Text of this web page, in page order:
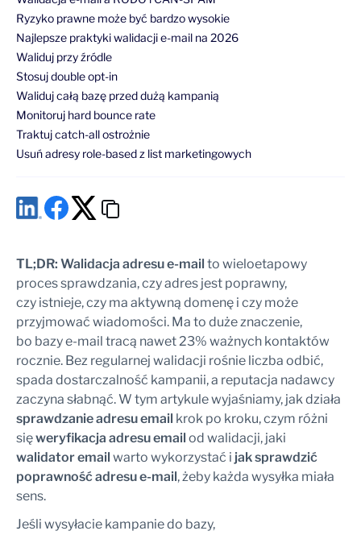
Ryzyko prawne może być bardzo wysokie
Najlepsze praktyki walidacji e-mail na 2026
Waliduj przy źródle
Stosuj double opt-in
Waliduj całą bazę przed dużą kampanią
Monitoruj hard bounce rate
Traktuj catch-all ostrożnie
Usuń adresy role-based z list marketingowych
Nigdy nie kupuj list
Najczęściej zadawane pytania o walidację adresu e-mail
Czym jest walidacja adresu email?
Czym różni się walidacja od weryfikacji adresu email?
Jak sprawdzić poprawność adresu e-mail?
Na czym polega sprawdzanie adresu email?
Jaki walidator email wybrać?
Jak często powinienem walidować listę mailingową?
Czy walidacja e-mail eliminuje wszystkie odbicia?
Co to jest adres catch-all i jak go traktować?
TL;DR: Walidacja adresu e-mail to wieloetapowy
proces sprawdzania, czy adres jest poprawny,
czy istnieje, czy ma aktywną domenę i czy może
przyjmować wiadomości. Ma to duże znaczenie,
bo bazy e-mail tracą nawet 23% ważnych kontaktów
rocznie. Bez regularnej walidacji rośnie liczba odbić,
spada dostarczalność kampanii, a reputacja nadawcy
zaczyna słabnąć. W tym artykule wyjaśniamy, jak działa
sprawdzanie adresu email krok po kroku, czym różni
sięweryfikacja adresu email od walidacji, jaki
walidator email warto wykorzystać i jak sprawdzić
poprawność adresu e-mail, żeby każda wysyłka miała
sens.
Jeśli wysyłacie kampanie do bazy,